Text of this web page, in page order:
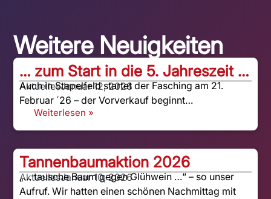
Weitere Neuigkeiten
… zum Start in die 5. Jahreszeit …
AktuellesJanuar 12, 2026
Auch in Stapelfeld startet der Fasching am 21.
Februar ´26 – der Vorverkauf beginnt…
Weiterlesen »
Tannenbaumaktion 2026
AktuellesJanuar 10, 2026
„… tausche Baum gegen Glühwein …“ – so unser
Aufruf. Wir hatten einen schönen Nachmittag mit